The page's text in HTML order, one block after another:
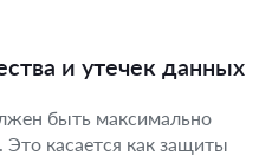
и утечек данных
быть максимально
касается как защиты